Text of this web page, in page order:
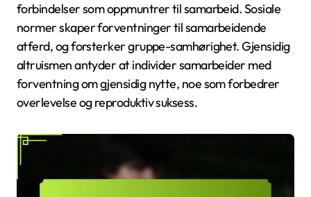
forbindelser som oppmuntrer til samarbeid. Sosiale
normer skaper forventninger til samarbeidende
atferd, og forsterker gruppe-samhørighet. Gjensidig
altruismen antyder at individer samarbeider med
forventning om gjensidig nytte, noe som forbedrer
overlevelse og reproduktiv suksess.